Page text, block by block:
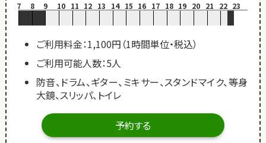
7 8 9 10 11 12 13 14 15 16 17 18 19 20 21 22 23
ご利用料金：1,100円（1時間単位・税込）
ご利用可能人数：5人
防音、ドラム、ギター、ミキサー、スタンドマイク、等身
大鏡、スリッパ、トイレ
予約する